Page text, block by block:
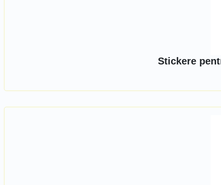
Stickere